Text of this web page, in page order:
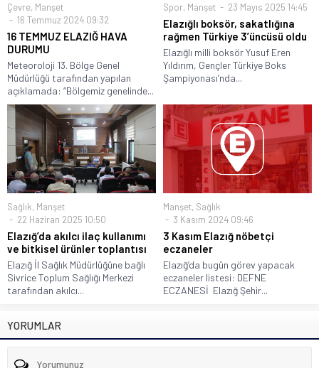
Çevre, Manşet
16 Temmuz 2024 09:32
16 TEMMUZ ELAZIĞ HAVA
DURUMU
Meteoroloji 13. Bölge Genel
Müdürlüğü tarafından yapılan
açıklamada: “Bölgemiz genelinde...
Spor, Manşet 23 Mayıs 2025 14:45
Elazığlı boksör, sakatlığına
rağmen Türkiye 3’üncüsü oldu
Elazığlı milli boksör Yusuf Eren
Yıldırım, Gençler Türkiye Boks
Şampiyonası’nda...
Sağlık, Manşet
22 Haziran 2025 10:50
Elazığ’da akılcı ilaç kullanımı
ve bitkisel ürünler toplantısı
Elazığ İl Sağlık Müdürlüğüne bağlı
Sivrice Toplum Sağlığı Merkezi
tarafından akılcı...
Manşet, Sağlık
3 Kasım 2024 09:46
3 Kasım Elazığ nöbetçi
eczaneler
Elazığ’da bugün görev yapacak
eczaneler listesi: DEFNE
ECZANESİ Elazığ Şehir...
YORUMLAR